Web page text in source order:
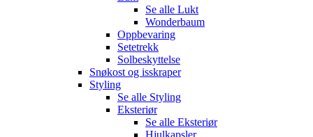
Se alle Lukt
Wonderbaum
Oppbevaring
Setetrekk
Solbeskyttelse
Snøkost og isskraper
Styling
Se alle Styling
Eksteriør
Se alle Eksteriør
Hjulkapsler